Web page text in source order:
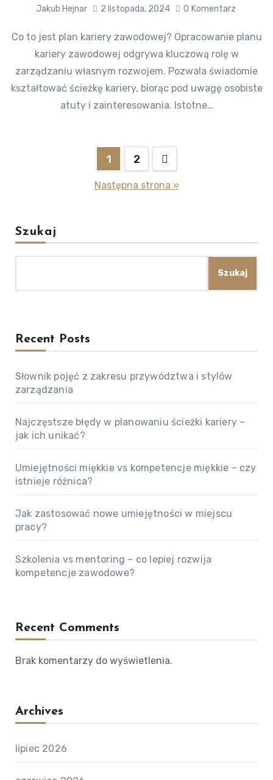
Jakub Hejnar 2 listopada, 2024 0 Komentarz
Co to jest plan kariery zawodowej? Opracowanie planu
kariery zawodowej odgrywa kluczową rolę w
zarządzaniu własnym rozwojem. Pozwala świadomie
kształtować ścieżkę kariery, biorąc pod uwagę osobiste
atuty i zainteresowania. Istotne…
Stronicowanie
1 2
Następna strona »
Szukaj
Szukaj
Recent Posts
Słownik pojęć z zakresu przywództwa i stylów
zarządzania
Najczęstsze błędy w planowaniu ścieżki kariery –
jak ich unikać?
Umiejętności miękkie vs kompetencje miękkie – czy
istnieje różnica?
Jak zastosować nowe umiejętności w miejscu
pracy?
Szkolenia vs mentoring – co lepiej rozwija
kompetencje zawodowe?
Recent Comments
Brak komentarzy do wyświetlenia.
Archives
lipiec 2026